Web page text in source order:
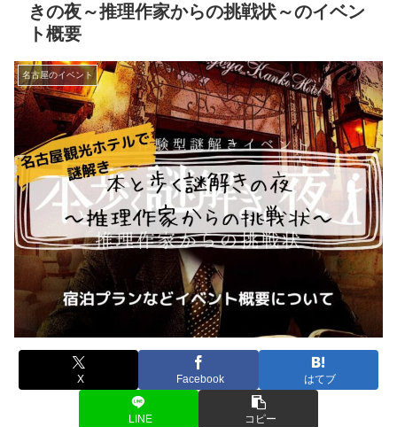
きの夜～推理作家からの挑戦状～のイベン
ト概要
名古屋のイベント
X Facebook はてブ
LINE コピー